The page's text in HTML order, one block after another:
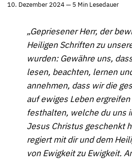
10. Dezember 2024 — 5 Min Lesedauer
„Gepriesener Herr, der
Heiligen Schriften zu
wurden: Gewähre uns,
lesen, beachten, lernen
annehmen, dass wir die
auf ewiges Leben
festhalten, welche du uns
Jesus Christus geschenkt
regiert mit dir und dem
von Ewigkeit zu Ewigkeit.